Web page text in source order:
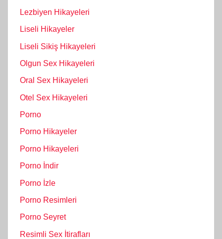
Lezbiyen Hikayeleri
Liseli Hikayeler
Liseli Sikiş Hikayeleri
Olgun Sex Hikayeleri
Oral Sex Hikayeleri
Otel Sex Hikayeleri
Porno
Porno Hikayeler
Porno Hikayeleri
Porno İndir
Porno İzle
Porno Resimleri
Porno Seyret
Resimli Sex İtirafları